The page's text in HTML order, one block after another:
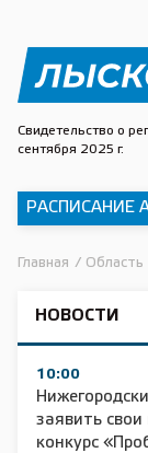
Свидетельство о
сентября 2025 г.
РАСПИСАНИЕ
Главная / Область
НОВОСТИ
10:00
заявить свои
конкурс